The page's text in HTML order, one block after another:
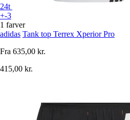
24t
+-3
1 farver
adidas Tank top Terrex Xperior Pro
Fra 635,00 kr.
415,00 kr.